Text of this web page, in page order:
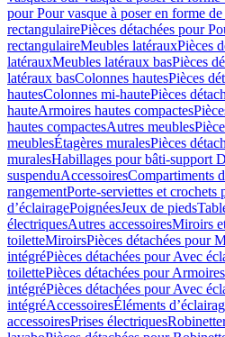
pour Pour vasque à poser en forme
rectangulairePièces détachées pour
rectangulaireMeubles latérauxPièces
latérauxMeubles latéraux basPièces
latéraux basColonnes hautesPièces
hautesColonnes mi-hautePièces
hauteArmoires hautes compactes
hautes compactesAutres meubles
meublesÉtagères muralesPièces
muralesHabillages pour bâti-support
suspenduAccessoiresCompartiments
rangementPorte-serviettes et crochets
d’éclairagePoignéesJeux de pieds
électriquesAutres accessoiresMiroirs
toiletteMiroirsPièces détachées pour
intégréPièces détachées pour Avec
toilettePièces détachées pour
intégréPièces détachées pour Avec
intégréAccessoiresÉléments
accessoiresPrises électriques